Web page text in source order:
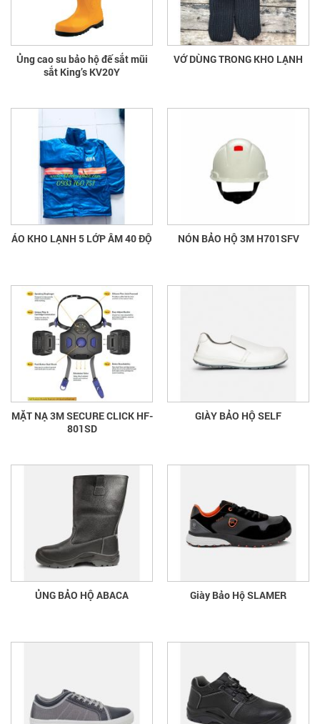
Ủng cao su bảo hộ đế sắt mũi
sắt King’s KV20Y
VỚ DÙNG TRONG KHO LẠNH
ÁO KHO LẠNH 5 LỚP ÂM 40 ĐỘ NÓN BẢO HỘ 3M H701SFV
MẶT NẠ 3M SECURE CLICK HF-
801SD
GIÀY BẢO HỘ SELF
ỦNG BẢO HỘ ABACA Giày Bảo Hộ SLAMER